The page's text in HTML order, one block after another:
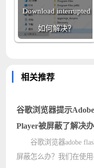
Download interrupted
如何解决？
相关推荐
谷歌浏览器提示
Player被屏蔽了解决
谷歌浏览器adobe
屏蔽怎么办？我们在使